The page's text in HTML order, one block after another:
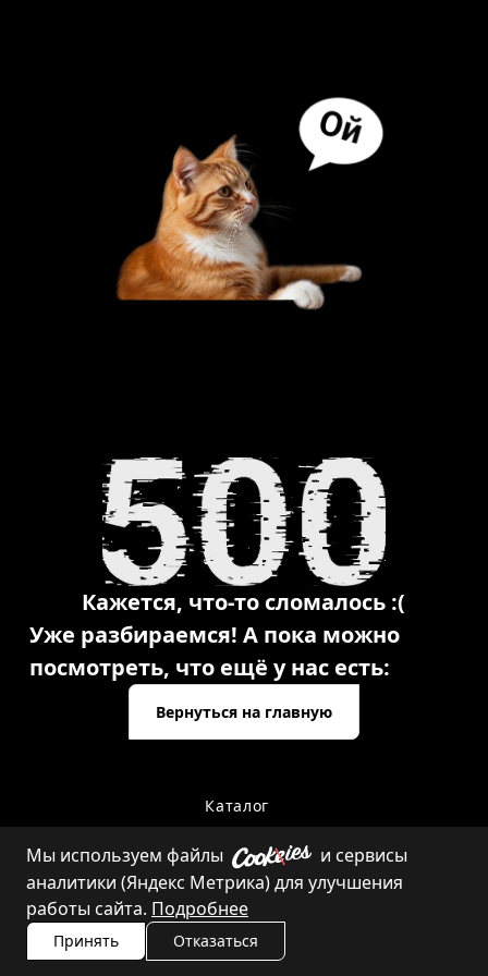
Кажется, что-то сломалось :(
Уже разбираемся! А пока можно
посмотреть, что ещё у нас есть:
Вернуться на главную
Каталог
Контакты
Мы используем файлы
и сервисы
аналитики (Яндекс Метрика) для улучшения
работы сайта. Подробнее
Принять Отказаться